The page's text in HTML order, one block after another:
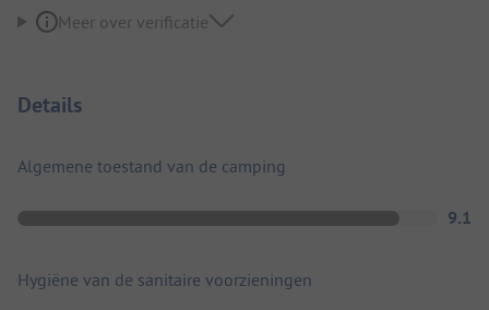
Meer over verificatie
Details
Algemene toestand van de camping
9.1
Hygiëne van de sanitaire voorzieningen